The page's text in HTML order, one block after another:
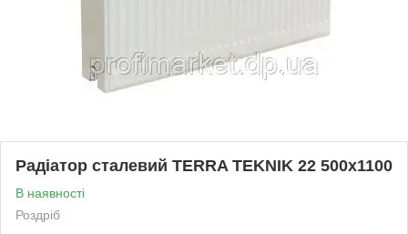
Радіатор сталевий TERRA TEKNIK 22 500x1100
В наявності
Роздріб